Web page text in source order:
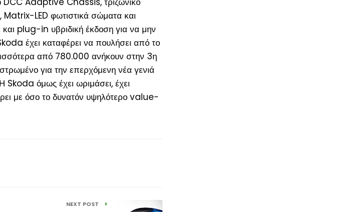
Matrix-LED φωτιστικά σώματα και
plug-in υβριδική έκδοση για να μην
έχει καταφέρει να πουλήσει από το
από 780.000 ανήκουν στην 3η
για την επερχόμενη νέα γενιά
Skoda όμως έχει ωριμάσει, έχει
με όσο το δυνατόν υψηλότερο value-
NEXT POST